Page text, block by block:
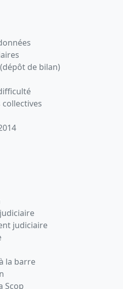
de bilan)
judiciaire
la barre
Scop